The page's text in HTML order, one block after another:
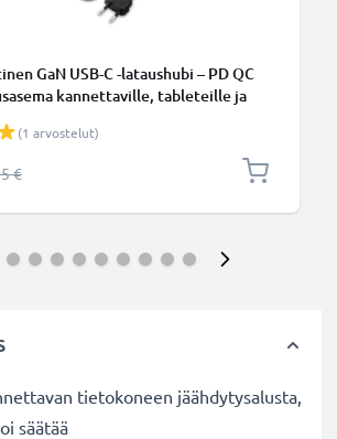
GaN USB-C -lataushubi – PD QC
kannettaville, tableteille ja
(1 arvostelut)
hinta
€
tietokoneen jäähdytysalusta,
säätää